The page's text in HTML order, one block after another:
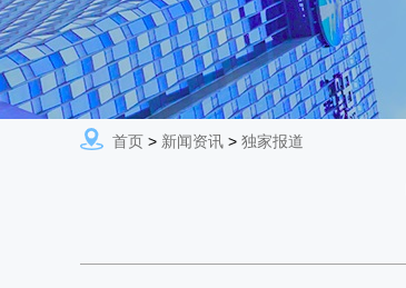
首页 > 新闻资讯 > 独家报道